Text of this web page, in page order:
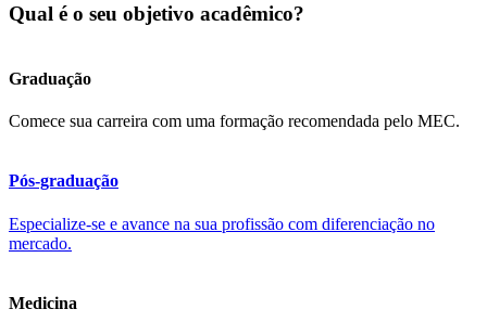
Qual é o seu objetivo acadêmico?
Graduação
Comece sua carreira com uma formação recomendada pelo MEC.
Pós-graduação
Especialize-se e avance na sua profissão com diferenciação no
mercado.
Medicina